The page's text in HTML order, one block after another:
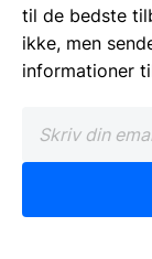
til de bedste
ikke, men
informationer